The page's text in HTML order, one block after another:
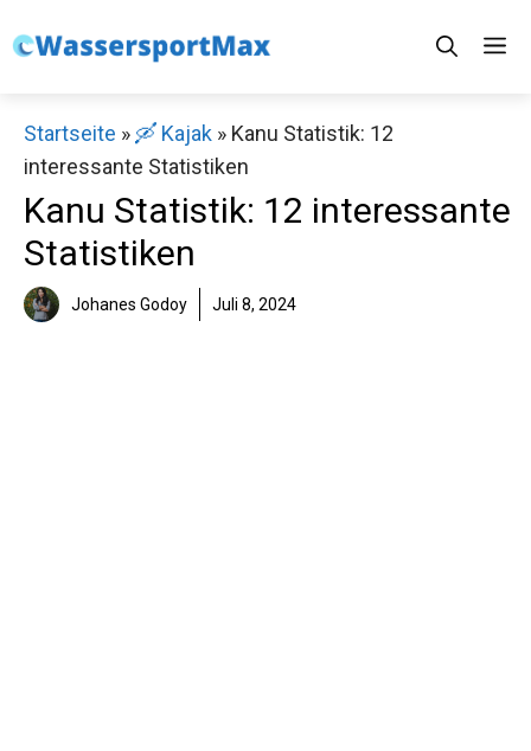
Inhalt
Startseite » 🛶 Kajak » Kanu Statistik: 12
interessante Statistiken
Kanu Statistik: 12 interessante
Statistiken
Johanes Godoy Juli 8, 2024